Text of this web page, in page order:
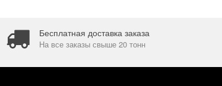
Бесплатная доставка заказа
На все заказы свыше 20 тонн